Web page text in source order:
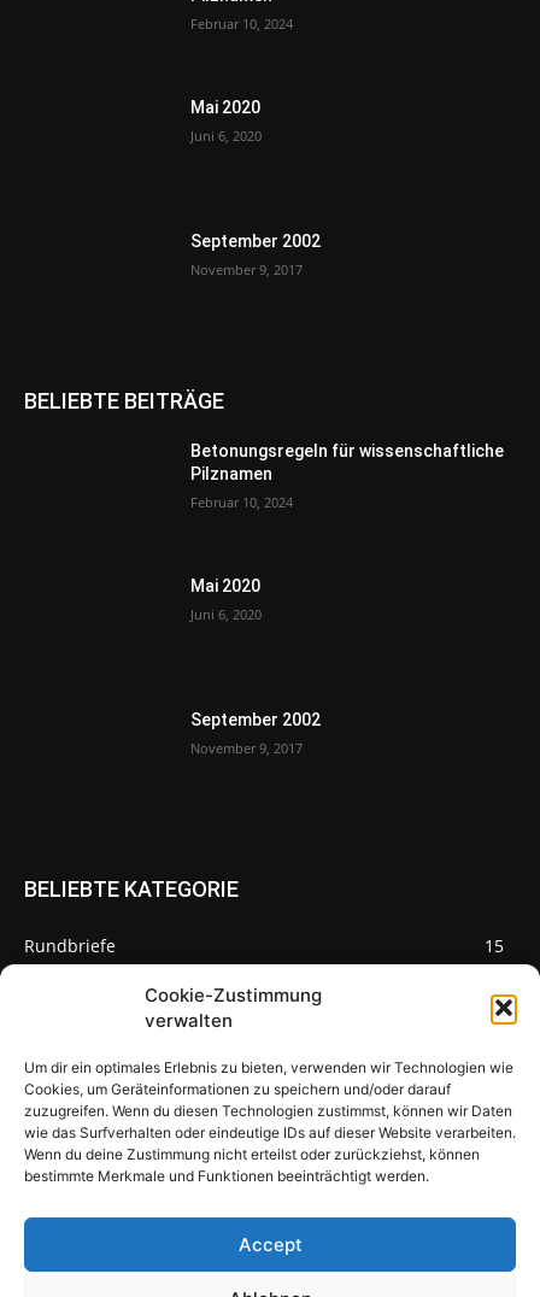
Cookie-Zustimmung
verwalten
Um dir ein optimales Erlebnis zu bieten, verwenden wir Technologien wie
Cookies, um Geräteinformationen zu speichern und/oder darauf
zuzugreifen. Wenn du diesen Technologien zustimmst, können wir Daten
wie das Surfverhalten oder eindeutige IDs auf dieser Website verarbeiten.
Wenn du deine Zustimmung nicht erteilst oder zurückziehst, können
bestimmte Merkmale und Funktionen beeinträchtigt werden.
Accept
Februar 10, 2024
Mai 2020
Juni 6, 2020
September 2002
November 9, 2017
BELIEBTE BEITRÄGE
Betonungsregeln für wissenschaftliche
Pilznamen
Februar 10, 2024
Mai 2020
Juni 6, 2020
September 2002
November 9, 2017
BELIEBTE KATEGORIE
Rundbriefe
15
Pilzseite
Seltene Pilze aus Mainfranken und
Deutschland